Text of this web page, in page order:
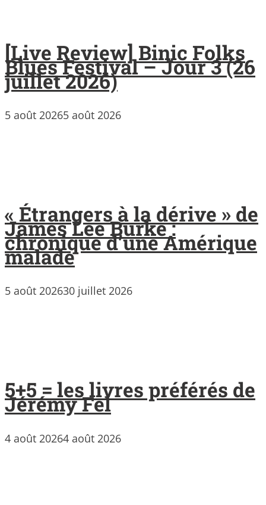
[Live Review] Binic Folks
Blues Festival – Jour 3 (26
juillet 2026)
5 août 20265 août 2026
« Étrangers à la dérive » de
James Lee Burke :
chronique d’une Amérique
malade
5 août 202630 juillet 2026
5+5 = les livres préférés de
Jérémy Fel
4 août 20264 août 2026